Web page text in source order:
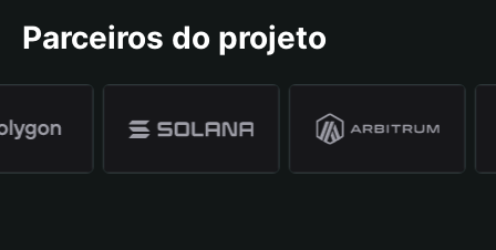
Parceiros do projeto